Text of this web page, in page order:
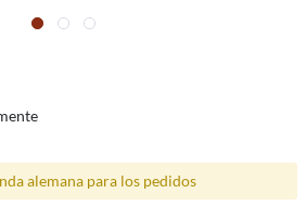
alemana para los pedidos